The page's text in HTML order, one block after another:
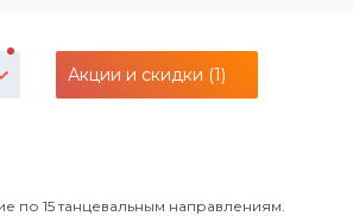
Акции и скидки (1)
по 15 танцевальным направлениям.